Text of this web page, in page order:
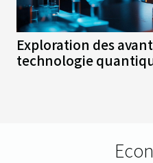
Exploration des
technologie